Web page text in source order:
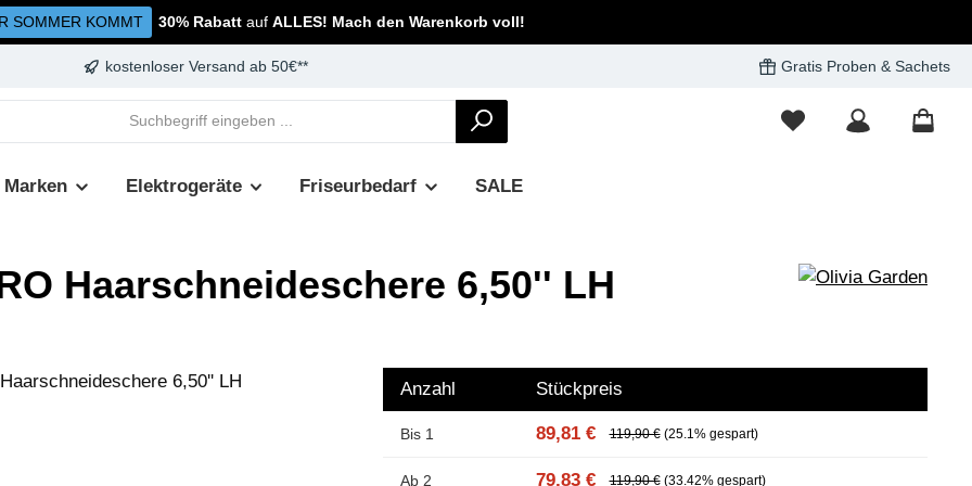
SOMMER KOMMT 30% Rabattauf ALLES! Mach den Warenkorb voll!
kostenloser Versand ab 50€** Gratis Proben & Sachets
Marken Elektrogeräte Friseurbedarf SALE
Haarschneideschere 6,50'' LH
Anzahl Stückpreis
Bis 1 89,81 € 119,90 € (25.1% gespart)
Ab 2 79,83 € 119,90 € (33.42% gespart)